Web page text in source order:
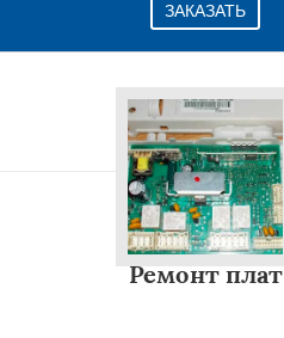
ЗАКАЗАТЬ
Ремонт плат